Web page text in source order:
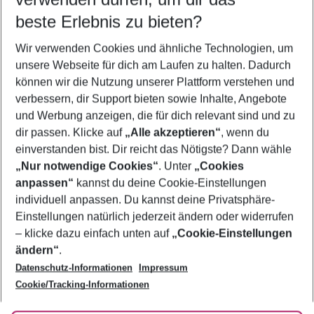
5-8 Nächte
2 Erwachsene Keine Kinder
Mehr Filter anzeigen
Footer
Footer navigation
Über uns
AGB
Bestpreisgarantie
Cookie-Einstellungen ändern
Cookie-Richtlinie
Agenturbetreuung
Barrierefreies Reisen
Folge uns
beste Erlebnis zu bieten?
Wir verwenden Cookies und ähnliche Technologien, um
unsere Webseite für dich am Laufen zu halten. Dadurch
können wir die Nutzung unserer Plattform verstehen und
verbessern, dir Support bieten sowie Inhalte, Angebote
und Werbung anzeigen, die für dich relevant sind und zu
dir passen. Klicke auf „Alle akzeptieren“, wenn du
einverstanden bist. Dir reicht das Nötigste? Dann wähle
„Nur notwendige Cookies“. Unter „Cookies
anpassen“ kannst du deine Cookie-Einstellungen
individuell anpassen. Du kannst deine Privatsphäre-
Einstellungen natürlich jederzeit ändern oder widerrufen
– klicke dazu einfach unten auf „Cookie-Einstellungen
ändern“.
Datenschutz-Informationen
Impressum
Cookie/Tracking-Informationen